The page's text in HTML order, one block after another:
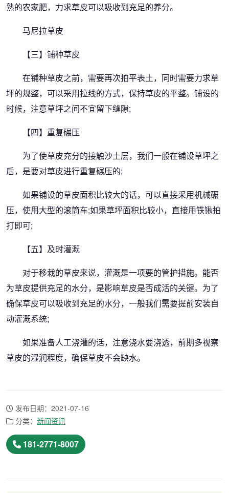
熟的农家肥，力求草皮可以吸收到充足的养分。
马尼拉草皮
【三】铺种草皮
在铺种草皮之前，需要再次拍平表土，同时需要力求草
坪的规整，可以采用拉线的方式，保持草皮的平整。铺设的
时候，注意草坪之间不宜留下缝隙;
【四】重复碾压
为了使草皮充分的接触沙土层，我们一般在铺设草坪之
后，是要对草皮进行重复碾压的;
如果铺设的草皮面积比较大的话，可以直接采用机械碾
压，使用大型的滚筒车;如果草坪面积比较小，直接用铁锹拍
打即可;
【五】及时灌溉
对于移栽的草皮来说，灌溉是一项要的管护措施。能否
为草皮提供充足的水分，是影响草皮是否成活的关键。为了
确保草皮可以吸收到充足的水分，一般我们需要提前安装自
动灌溉系统;
如果准备人工浇灌的话，注意浇水要浇透，前期多视察
草皮的湿润程度，确保草皮不会缺水。
发布日期：2021-07-16
分类： 新闻资讯
181-2771-8007